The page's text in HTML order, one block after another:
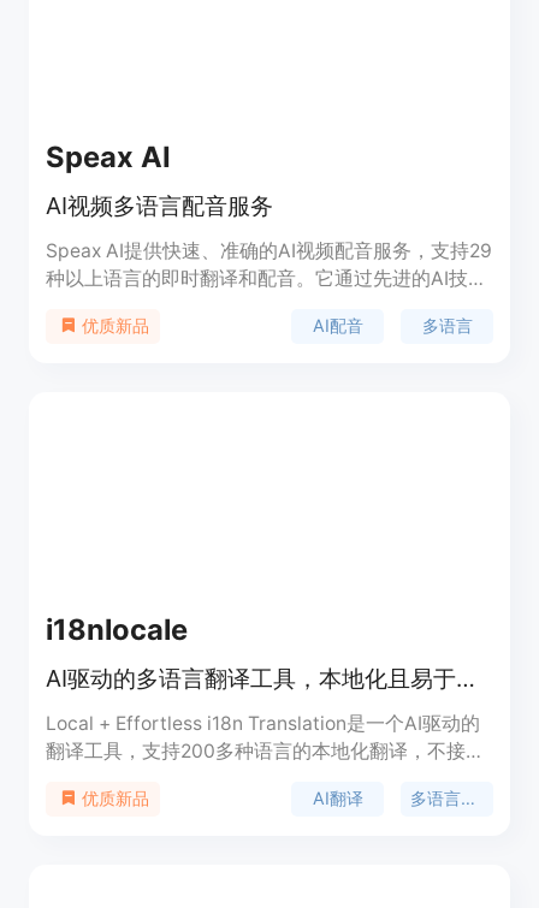
Speax AI
AI视频多语言配音服务
Speax AI提供快速、准确的AI视频配音服务，支持29
种以上语言的即时翻译和配音。它通过先进的AI技术
价格。优质新品 AI配音 多语言
i18nlocale
AI驱动的多语言翻译工具，本地化且易于使用。
Local + Effortless i18n Translation是一个AI驱动的
翻译工具，支持200多种语言的本地化翻译，不接触
买的可负担价格，并且提供免费试用，以帮助企业轻
优质新品 AI翻译 多语言支持